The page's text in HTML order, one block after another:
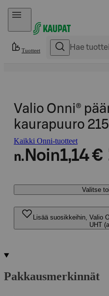
Hyppää sisältöön
Tuotteet
Valio Onni®
kaurapuuro
Kaikki Onni-tuotteet
n. Noin1,14 €
Valitse
Lisää suosikkeihin, Valio
UHT
Pakkausmerkinnät